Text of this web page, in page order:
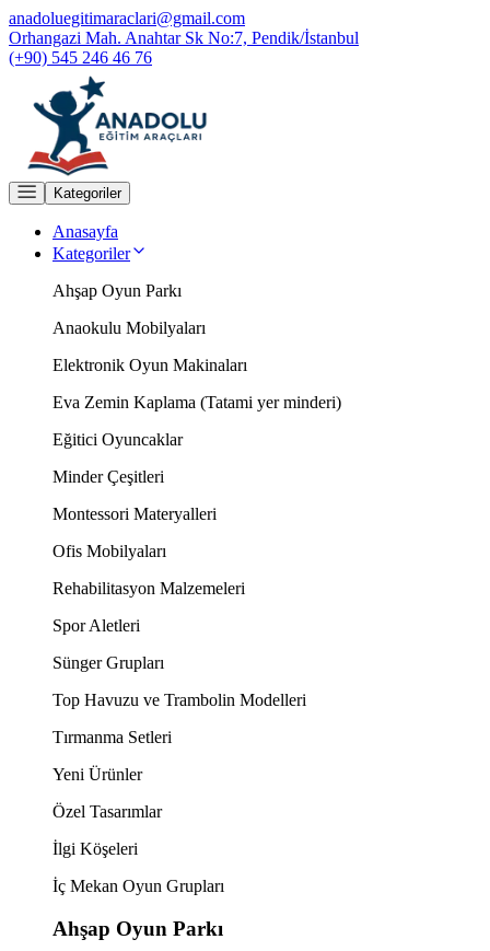
anadoluegitimaraclari@gmail.com
Orhangazi Mah. Anahtar Sk No:7, Pendik/İstanbul
(+90) 545 246 46 76
Kategoriler
Anasayfa
Kategoriler
Ahşap Oyun Parkı
Anaokulu Mobilyaları
Elektronik Oyun Makinaları
Eva Zemin Kaplama (Tatami yer minderi)
Eğitici Oyuncaklar
Minder Çeşitleri
Montessori Materyalleri
Ofis Mobilyaları
Rehabilitasyon Malzemeleri
Spor Aletleri
Sünger Grupları
Top Havuzu ve Trambolin Modelleri
Tırmanma Setleri
Yeni Ürünler
Özel Tasarımlar
İlgi Köşeleri
İç Mekan Oyun Grupları
Ahşap Oyun Parkı